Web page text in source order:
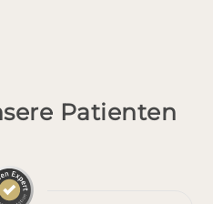
Patienten